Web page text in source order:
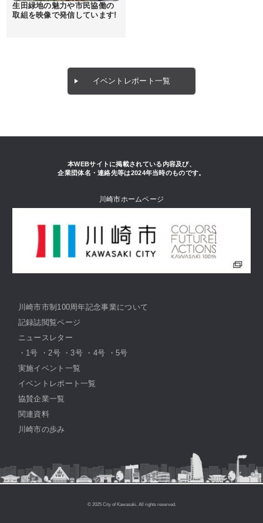
生田緑地の魅力や市民協働の
取組を映像で発信しています!
イベントレポート一覧
本WEBサイトに掲載されている内容及び、
企業団体名・連絡先等は2024年当時のものです。
川崎市ホームページ
川崎市市制100周年記念事業について
記録誌閲覧ページ
ニュースレター
・ 1号 ・ 2号・3号 ・ 4号 ・ 5号
実施イベント一覧
イベントレポート一覧
協賛企業一覧
関連資料
川崎市の歩み
© 2025 City of Kawasaki. All rights reserved.